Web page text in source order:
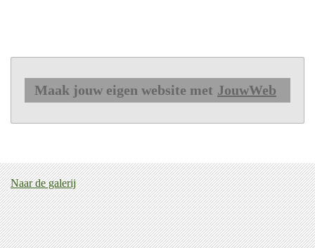
Maak jouw eigen website met JouwWeb
Naar de galerij